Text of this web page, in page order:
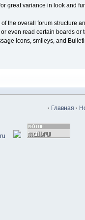
great variance in look and
the overall forum structure
even read certain boards
icons, smileys, and
· Главная ·